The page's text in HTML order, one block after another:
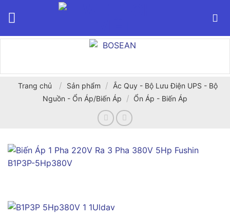
Trang chủ / Sản phẩm /
Ắc Quy - Bộ Lưu Điện UPS - Bộ
Nguồn - Ổn Áp/Biến Áp
/ Ổn Áp - Biến Áp